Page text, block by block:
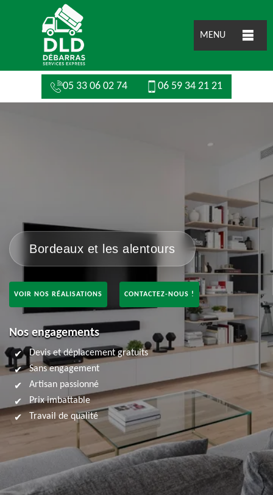
MENU
05 33 06 02 74 06 59 34 21 21
Bordeaux et les alentours
VOIR NOS RÉALISATIONS CONTACTEZ-NOUS !
Nos engagements
Devis et déplacement gratuits
Sans engagement
Artisan passionné
Prix imbattable
Travail de qualité